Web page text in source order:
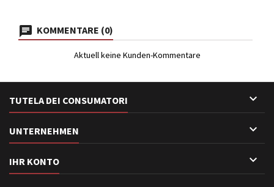
KOMMENTARE (0)
Aktuell keine Kunden-Kommentare
TUTELA DEI CONSUMATORI 
UNTERNEHMEN 
IHR KONTO 